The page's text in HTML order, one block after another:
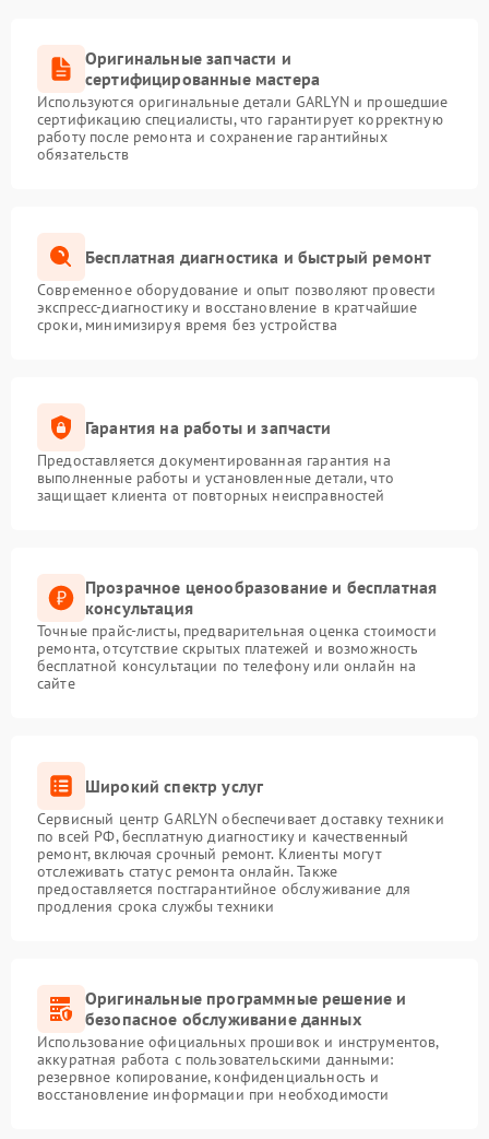
Оригинальные запчасти и
сертифицированные мастера
Используются оригинальные детали GARLYN и прошедшие
сертификацию специалисты, что гарантирует корректную
работу после ремонта и сохранение гарантийных
обязательств
Бесплатная диагностика и быстрый ремонт
Современное оборудование и опыт позволяют провести
экспресс-диагностику и восстановление в кратчайшие
сроки, минимизируя время без устройства
Гарантия на работы и запчасти
Предоставляется документированная гарантия на
выполненные работы и установленные детали, что
защищает клиента от повторных неисправностей
Прозрачное ценообразование и бесплатная
консультация
Точные прайс-листы, предварительная оценка стоимости
ремонта, отсутствие скрытых платежей и возможность
бесплатной консультации по телефону или онлайн на
сайте
Широкий спектр услуг
Сервисный центр GARLYN обеспечивает доставку техники
по всей РФ, бесплатную диагностику и качественный
ремонт, включая срочный ремонт. Клиенты могут
отслеживать статус ремонта онлайн. Также
предоставляется постгарантийное обслуживание для
продления срока службы техники
Оригинальные программные решение и
безопасное обслуживание данных
Использование официальных прошивок и инструментов,
аккуратная работа с пользовательскими данными:
резервное копирование, конфиденциальность и
восстановление информации при необходимости